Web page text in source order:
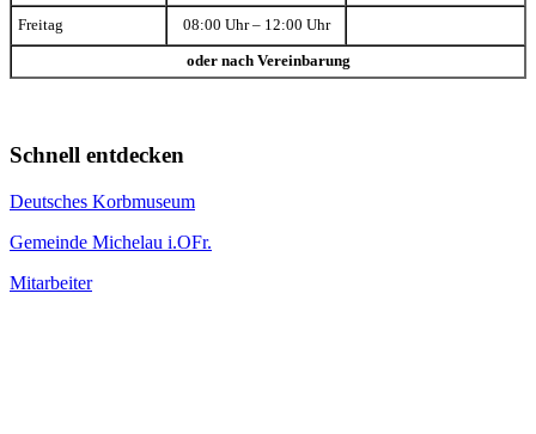
Freitag 08:00 Uhr – 12:00 Uhr
oder nach Vereinbarung
Schnell entdecken
Deutsches Korbmuseum
Gemeinde Michelau i.OFr.
Mitarbeiter